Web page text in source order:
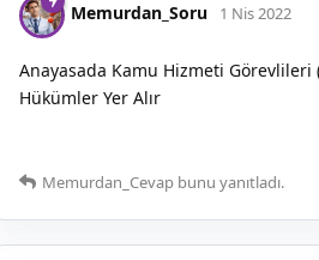
Memurdan_Soru 1 Nis 2022
Anayasada Kamu Hizmeti
Hükümler Yer Alır
Memurdan_Cevap bunu yanıtladı.